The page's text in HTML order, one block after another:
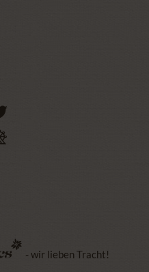
- wir lieben Tracht!